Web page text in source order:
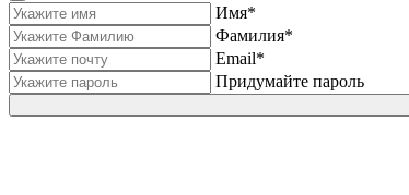
Имя*
Фамилия*
Email*
Придумайте пароль